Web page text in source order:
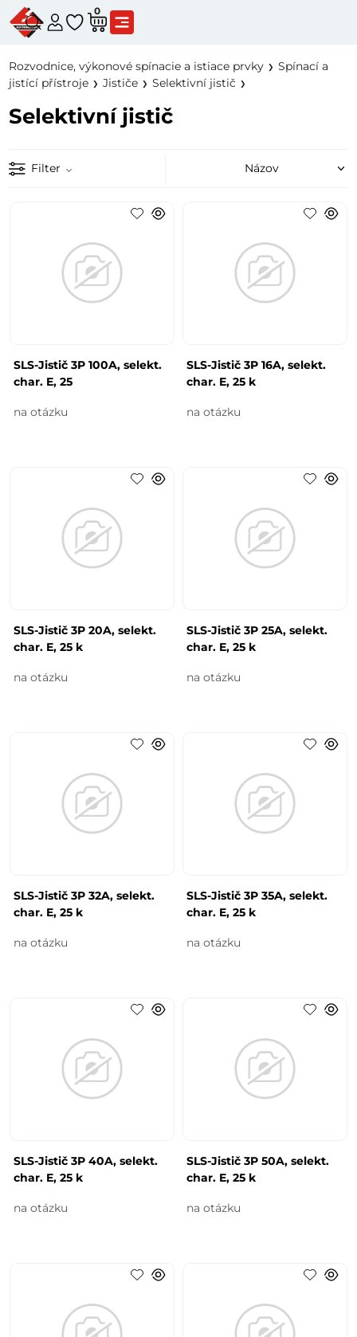
0
Rozvodnice, výkonové spínacie a istiace prvky
Spínací a
jistící přístroje
Jističe Selektivní jistič
Selektivní jistič
Filter
SLS-Jistič 3P 100A, selekt.
char. E, 25
na otázku
SLS-Jistič 3P 16A, selekt.
char. E, 25 k
na otázku
SLS-Jistič 3P 20A, selekt.
char. E, 25 k
na otázku
SLS-Jistič 3P 25A, selekt.
char. E, 25 k
na otázku
SLS-Jistič 3P 32A, selekt.
char. E, 25 k
na otázku
SLS-Jistič 3P 35A, selekt.
char. E, 25 k
na otázku
SLS-Jistič 3P 40A, selekt.
char. E, 25 k
na otázku
SLS-Jistič 3P 50A, selekt.
char. E, 25 k
na otázku